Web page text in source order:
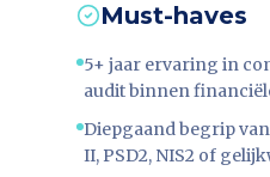
Must-haves
5+ jaar ervaring in
audit binnen
Diepgaand begrip
II, PSD2, NIS2 of